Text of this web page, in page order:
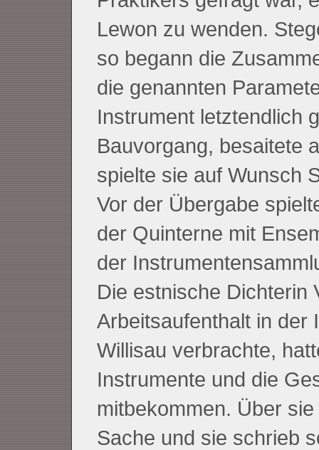
Lewon zu wenden.
so begann die
die genannten
Instrument letztendlich
Bauvorgang, besaitete
spielte sie auf Wunsch
Vor der Übergabe
der Quinterne mit
der
Die estnische Dichterin
Arbeitsaufenthalt in der
Willisau verbrachte,
Instrumente und die
mitbekommen. Über
Sache und sie schrieb